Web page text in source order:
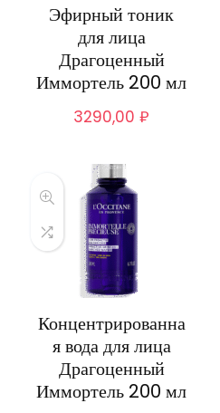
Эфирный тоник
для лица
Драгоценный
Иммортель 200 мл
3290,00₽
Концентрированна
я вода для лица
Драгоценный
Иммортель 200 мл